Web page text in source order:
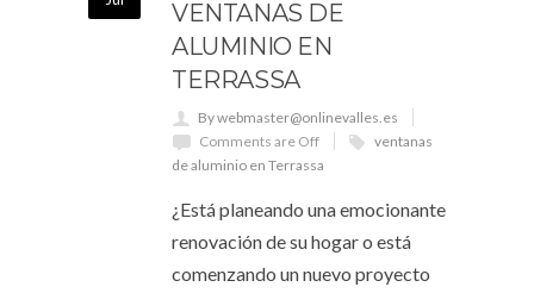
VENTANAS DE
ALUMINIO EN
TERRASSA
By webmaster@onlinevalles.es
Comments are Off
ventanas
de aluminio en Terrassa
¿Está planeando una emocionante
renovación de su hogar o está
comenzando un nuevo proyecto